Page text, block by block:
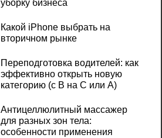
уборку бизнеса
Какой iPhone выбрать на
вторичном рынке
Переподготовка водителей: как
эффективно открыть новую
категорию (с B на C или А)
Антицеллюлитный массажер
для разных зон тела:
особенности применения